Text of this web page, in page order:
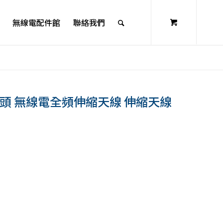
無線電配件館 聯絡我們
無線電全頻伸縮天線 伸縮天線